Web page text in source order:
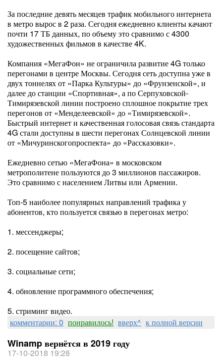
За последние девять месяцев трафик мобильного интернета
в метро вырос в 2 раза. Сегодня ежедневно клиенты качают
почти 17 ТБ данных, по объему это сравнимо с 4300
художественных фильмов в качестве 4K.
Компания «МегаФон» не ограничила развитие 4G только
перегонами в центре Москвы. Сегодня сеть доступна уже в
двух тоннелях от «Парка Культуры» до «Фрунзенской», и
далее до станции «Спортивная», а по Серпуховской-
Тимирязевской линии построено сплошное покрытие трех
перегонов от «Менделеевской» до «Тимирязевской».
Быстрый интернет и качественная голосовая связь стандарта
4G стали доступны в шести перегонах Солнцевской линии
от «Мичуринскогопроспекта» до «Рассказовки».
Ежедневно сетью «МегаФона» в московском
метрополитене пользуются до 3 миллионов пассажиров.
Это сравнимо с населением Литвы или Армении.
Топ-5 наиболее популярных направлений трафика у
абонентов, кто пользуется связью в перегонах метро:
1. мессенджеры;
2. посещение сайтов;
3. социальные сети;
4. обновление программного обеспечения;
5. стриминг видео.
комментарии: 0 понравилось! вверх^ к полной версии
Winamp вернётся в 2019 году
17-10-2018 19:28